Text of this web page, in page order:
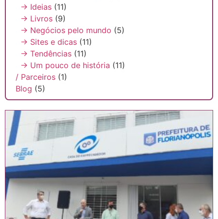
→ Ideias (11)
→ Livros (9)
→ Negócios pelo mundo (5)
→ Sites e dicas (11)
→ Tendências (11)
→ Um pouco de história (11)
/ Parceiros (1)
Blog (5)